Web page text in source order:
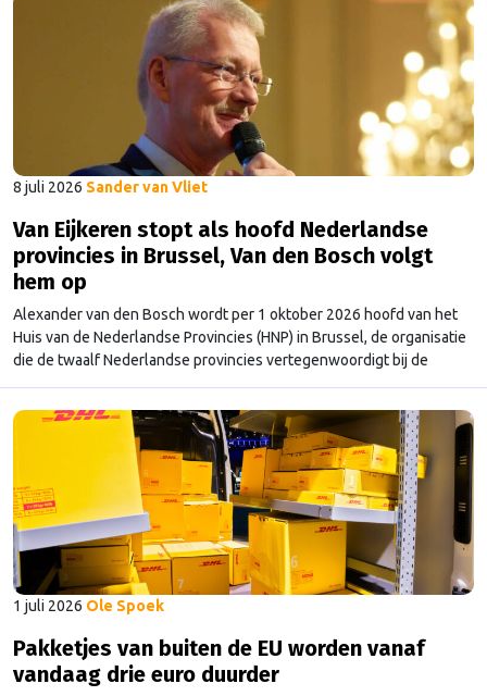
ingestemd met de wetten (Wet Weerbaarheid …
8 juli 2026 Sander van Vliet
Van Eijkeren stopt als hoofd Nederlandse
provincies in Brussel, Van den Bosch volgt
hem op
Alexander van den Bosch wordt per 1 oktober 2026 hoofd van het
Huis van de Nederlandse Provincies (HNP) in Brussel, de organisatie
die de twaalf Nederlandse provincies vertegenwoordigt bij de
Europese Unie. Hij volgt zijn voorganger Rob van Eijkeren op, die na
achttien jaar vertrekt. Voorzitter van het HNP Arthur van Dijk noemt
Continued
1 juli 2026 Ole Spoek
Pakketjes van buiten de EU worden vanaf
vandaag drie euro duurder